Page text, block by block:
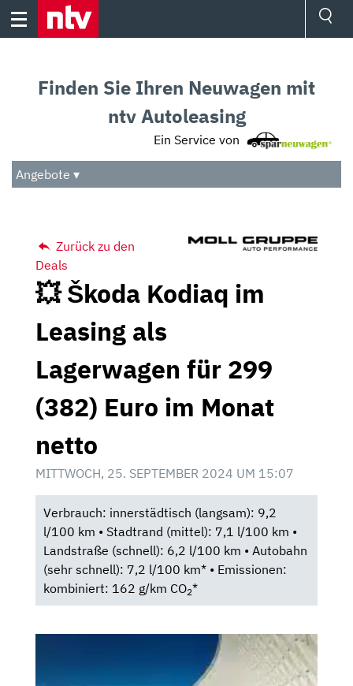
Skip
Audio
Das Beste
Finden Sie Ihren Neuwagen mit
ntv Autoleasing
Ein Service von
Angebote ▾
Zurück zu den
Deals
💥 Škoda Kodiaq im
Leasing als
Lagerwagen für 299
(382) Euro im Monat
netto
MITTWOCH, 25. SEPTEMBER 2024 UM 15:07
Verbrauch: innerstädtisch (langsam): 9,2
l/100 km • Stadtrand (mittel): 7,1 l/100 km •
Landstraße (schnell): 6,2 l/100 km • Autobahn
(sehr schnell): 7,2 l/100 km* • Emissionen:
kombiniert: 162 g/km CO2*